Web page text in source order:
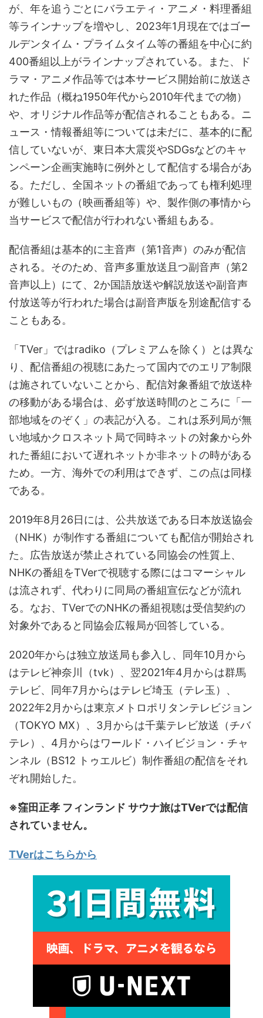
が、年を追うごとにバラエティ・アニメ・料理番組
等ラインナップを増やし、2023年1月現在ではゴー
ルデンタイム・プライムタイム等の番組を中心に約
400番組以上がラインナップされている。また、ド
ラマ・アニメ作品等では本サービス開始前に放送さ
れた作品（概ね1950年代から2010年代までの物）
や、オリジナル作品等が配信されることもある。ニ
ュース・情報番組等については未だに、基本的に配
信していないが、東日本大震災やSDGsなどのキャ
ンペーン企画実施時に例外として配信する場合があ
る。ただし、全国ネットの番組であっても権利処理
が難しいもの（映画番組等）や、製作側の事情から
当サービスで配信が行われない番組もある。
配信番組は基本的に主音声（第1音声）のみが配信
される。そのため、音声多重放送且つ副音声（第2
音声以上）にて、2か国語放送や解説放送や副音声
付放送等が行われた場合は副音声版を別途配信する
こともある。
「TVer」ではradiko（プレミアムを除く）とは異な
り、配信番組の視聴にあたって国内でのエリア制限
は施されていないことから、配信対象番組で放送枠
の移動がある場合は、必ず放送時間のところに「一
部地域をのぞく」の表記が入る。これは系列局が無
い地域かクロスネット局で同時ネットの対象から外
れた番組において遅れネットか非ネットの時がある
ため。一方、海外での利用はできず、この点は同様
である。
2019年8月26日には、公共放送である日本放送協会
（NHK）が制作する番組についても配信が開始され
た。広告放送が禁止されている同協会の性質上、
NHKの番組をTVerで視聴する際にはコマーシャル
は流されず、代わりに同局の番組宣伝などが流れ
る。なお、TVerでのNHKの番組視聴は受信契約の
対象外であると同協会広報局が回答している。
2020年からは独立放送局も参入し、同年10月から
はテレビ神奈川（tvk）、翌2021年4月からは群馬
テレビ、同年7月からはテレビ埼玉（テレ玉）、
2022年2月からは東京メトロポリタンテレビジョン
（TOKYO MX）、3月からは千葉テレビ放送（チバ
テレ）、4月からはワールド・ハイビジョン・チャ
ンネル（BS12 トゥエルビ）制作番組の配信をそれ
ぞれ開始した。
※窪田正孝 フィンランド サウナ旅はTVerでは配信
されていません。
TVerはこちらから